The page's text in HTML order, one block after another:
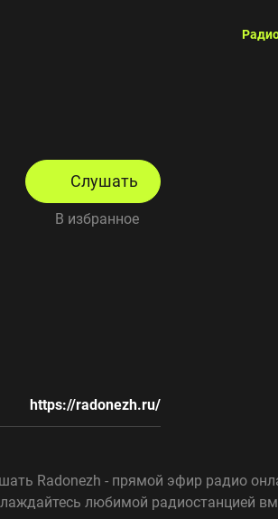
Слушать
В избранное
https://radonezh.ru/
Radonezh - прямой эфир радио
любимой радиостанцией